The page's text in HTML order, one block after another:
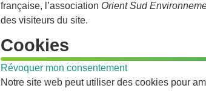
française, l’association Orient Sud
des visiteurs du site.
Cookies
Révoquer mon consentement
Notre site web peut utiliser des cookies pour